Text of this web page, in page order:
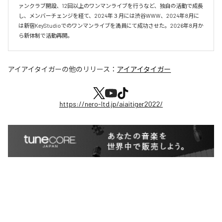
ァンクラブ開設、12回以上のワンマンライブを行うなど、独自の活動で成長
し、メンバーチェンジを経て、2024年３月には渋谷WWW、2024年8月に
は新宿KeyStudioでのワンマンライブを満員にて成功させた。2026年8月か
ら新体制で活動再開。
アイアイタイガーの他のリリース： アイアイタイガー
https://nero-ltd.jp/aiaitiger2022/